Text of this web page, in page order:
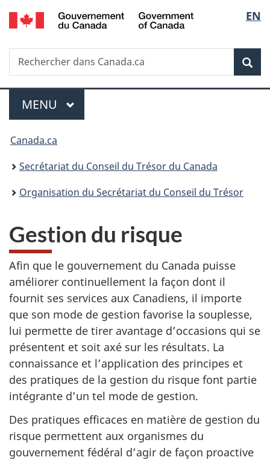
Passer
au
principal
Passer
à
Au
du
Passer
à
version
simplifiée
de
la
EN
Recherche
Rechercher
dans
Menu
MENU PRINCIPAL
Vous
êtes
ici :
Canada.ca
Secrétariat du Conseil du Trésor du Canada
Organisation du Secrétariat du Conseil du Trésor
Gestion du risque
Afin que le gouvernement du Canada puisse
améliorer continuellement la façon dont il
fournit ses services aux Canadiens, il importe
que son mode de gestion favorise la souplesse,
lui permette de tirer avantage d’occasions qui se
présentent et soit axé sur les résultats. La
connaissance et l’application des principes et
des pratiques de la gestion du risque font partie
intégrante d’un tel mode de gestion.
Des pratiques efficaces en matière de gestion du
risque permettent aux organismes du
gouvernement fédéral d’agir de façon proactive